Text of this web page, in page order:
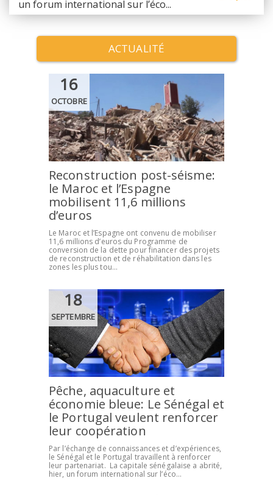
un forum international sur l’éco...
ACTUALITÉ
16
OCTOBRE
Reconstruction post-séisme:
le Maroc et l’Espagne
mobilisent 11,6 millions
d’euros
Le Maroc et l’Espagne ont convenu de mobiliser
11,6 millions d’euros du Programme de
conversion de la dette pour financer des projets
de reconstruction et de réhabilitation dans les
zones les plus tou...
18
SEPTEMBRE
Pêche, aquaculture et
économie bleue: Le Sénégal et
le Portugal veulent renforcer
leur coopération
Par l’échange de connaissances et d’expériences,
le Sénégal et le Portugal travaillent à renforcer
leur partenariat. La capitale sénégalaise a abrité,
hier, un forum international sur l’éco...